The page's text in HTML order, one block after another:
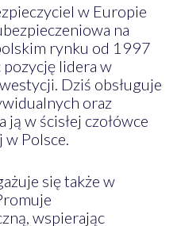
w Europie
na
rynku od 1997
lidera w
Dziś obsługuje
oraz
w ścisłej czołówce
w Polsce.
się także w
wspierając